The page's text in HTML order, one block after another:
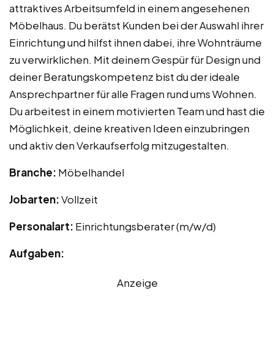
attraktives Arbeitsumfeld in einem angesehenen
Möbelhaus. Du berätst Kunden bei der Auswahl ihrer
Einrichtung und hilfst ihnen dabei, ihre Wohnträume
zu verwirklichen. Mit deinem Gespür für Design und
deiner Beratungskompetenz bist du der ideale
Ansprechpartner für alle Fragen rund ums Wohnen.
Du arbeitest in einem motivierten Team und hast die
Möglichkeit, deine kreativen Ideen einzubringen
und aktiv den Verkaufserfolg mitzugestalten.
Branche: Möbelhandel
Jobarten:Vollzeit
Personalart: Einrichtungsberater (m/w/d)
Aufgaben:
Anzeige